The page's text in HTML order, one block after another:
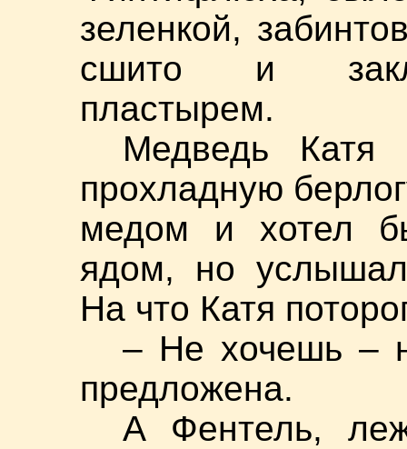
зеленкой,
сшито и
пластырем.
Медведь Катя
прохладную
медом и хотел
ядом, но
На что Катя
– Не хочешь –
предложена.
А Фентель,